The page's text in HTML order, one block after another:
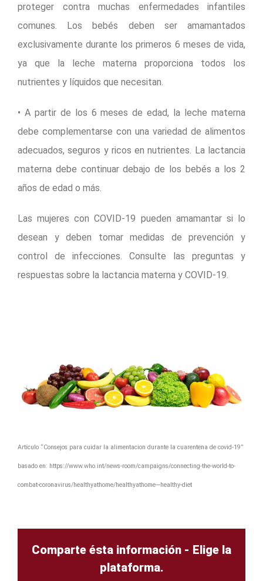
proteger contra muchas enfermedades infantiles
comunes. Los bebés deben ser amamantados
exclusivamente durante los primeros 6 meses de vida,
ya que la leche materna proporciona todos los
nutrientes y líquidos que necesitan.
• A partir de los 6 meses de edad, la leche materna
debe complementarse con una variedad de alimentos
adecuados, seguros y ricos en nutrientes. La lactancia
materna debe continuar debajo de los bebés a los 2
años de edad o más.
Las mujeres con COVID-19 pueden amamantar si lo
desean y deben tomar medidas de prevención y
control de infecciones. Consulte las preguntas y
respuestas sobre la lactancia materna y COVID-19.
Artículo “Consejos para cuidar la alimentacion durante la cuarentena de covid-19”
basado en: https://www.who.int/news-room/campaigns/connecting-the-world-to-
combat-coronavirus/healthyathome/healthyathome—healthy-diet
Comparte ésta información - Elige la
plataforma.